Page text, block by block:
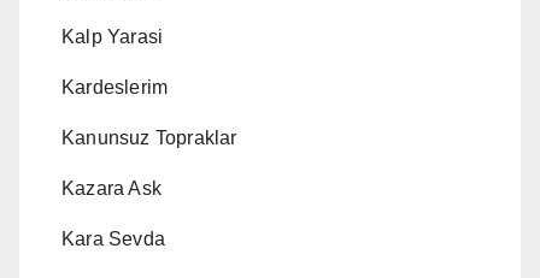
Kalp Yarasi
Kardeslerim
Kanunsuz Topraklar
Kazara Ask
Kara Sevda